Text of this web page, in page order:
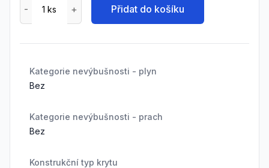
Přidat do košíku
Kategorie nevýbušnosti - plyn
Bez
Kategorie nevýbušnosti - prach
Bez
Konstrukční typ krytu